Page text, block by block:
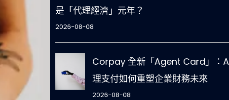
是「代理經濟」元年？
2026-08-08
Corpay 全新「Agent Card」：
理支付如何重塑企業財務未來
2026-08-08